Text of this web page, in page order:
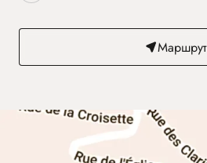
Маршрут